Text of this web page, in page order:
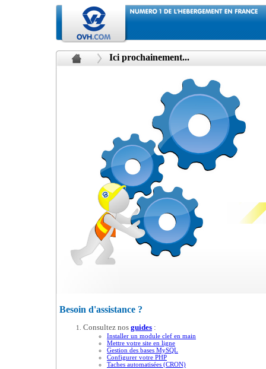
Ici prochainement...
Besoin d'assistance ?
Consultez nos guides :
Installer un module clef en main
Mettre votre site en ligne
Gestion des bases MySQL
Configurer votre PHP
Taches automatisées (CRON)